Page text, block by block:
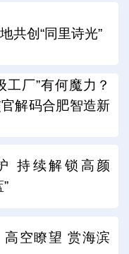
共创“同里诗光”
工厂”有何魔力？
解码合肥智造新
持续解锁高颜
高空瞭望 赏海滨